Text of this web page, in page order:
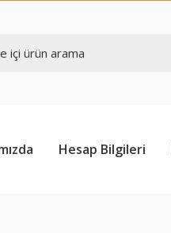
Hesap Bilgileri